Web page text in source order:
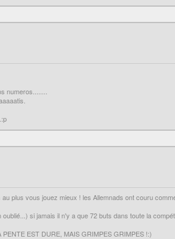
plus vous jouez mieux ! les Allemnads ont couru
si jamais il n'y a que 72 buts dans toute la
EST DURE, MAIS GRIMPES GRIMPES !:)